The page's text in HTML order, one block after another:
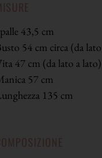
43,5 cm
54 cm circa (da
47 cm (da lato a lato)
57 cm
135 cm